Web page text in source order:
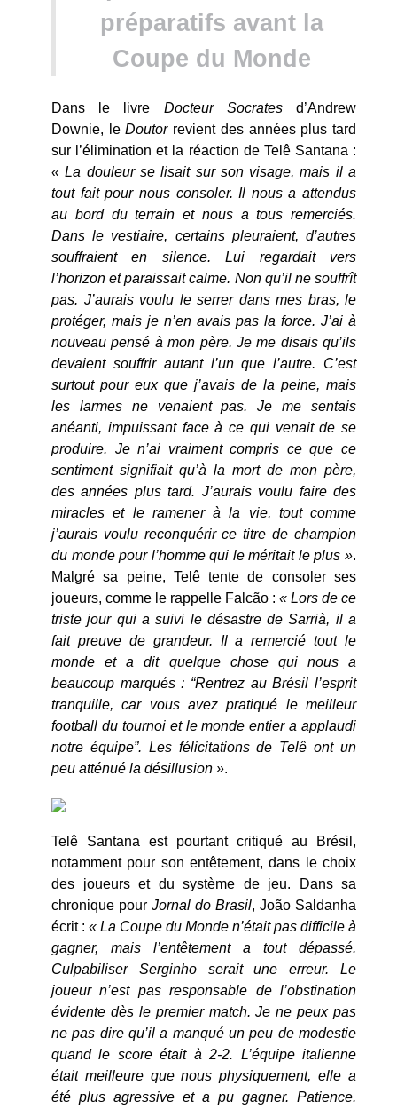
préparatifs avant la
Coupe du Monde
Dans le livre Docteur Socratesd’Andrew
Downie, leDoutorrevient des années plus tard
sur l’élimination et la réaction de Telê Santana :
« La douleur se lisait sur son visage, mais il a
tout fait pour nous consoler. Il nous a attendus
au bord du terrain et nous a tous remerciés.
Dans le vestiaire, certains pleuraient, d’autres
souffraient en silence. Lui regardait vers
l’horizon et paraissait calme. Non qu’il ne souffrît
pas. J’aurais voulu le serrer dans mes bras, le
protéger, mais je n’en avais pas la force. J’ai à
nouveau pensé à mon père. Je me disais qu’ils
devaient souffrir autant l’un que l’autre. C’est
surtout pour eux que j’avais de la peine, mais
les larmes ne venaient pas. Je me sentais
anéanti, impuissant face à ce qui venait de se
produire. Je n’ai vraiment compris ce que ce
sentiment signifiait qu’à la mort de mon père,
des années plus tard. J’aurais voulu faire des
miracles et le ramener à la vie, tout comme
j’aurais voulu reconquérir ce titre de champion
du monde pour l’homme qui le méritait le plus ».
Malgré sa peine, Telê tente de consoler ses
joueurs, comme le rappelle Falcão : « Lors de ce
triste jour qui a suivi le désastre de Sarrià, il a
fait preuve de grandeur. Il a remercié tout le
monde et a dit quelque chose qui nous a
beaucoup marqués : “Rentrez au Brésil l’esprit
tranquille, car vous avez pratiqué le meilleur
football du tournoi et le monde entier a applaudi
notre équipe”. Les félicitations de Telê ont un
peu atténué la désillusion ».
Telê Santana est pourtant critiqué au Brésil,
notamment pour son entêtement, dans le choix
des joueurs et du système de jeu. Dans sa
chronique pour Jornal do Brasil, João Saldanha
écrit : « La Coupe du Monde n’était pas difficile à
gagner, mais l’entêtement a tout dépassé.
Culpabiliser Serginho serait une erreur. Le
joueur n’est pas responsable de l’obstination
évidente dès le premier match. Je ne peux pas
ne pas dire qu’il a manqué un peu de modestie
quand le score était à 2-2. L’équipe italienne
était meilleure que nous physiquement, elle a
été plus agressive et a pu gagner. Patience.